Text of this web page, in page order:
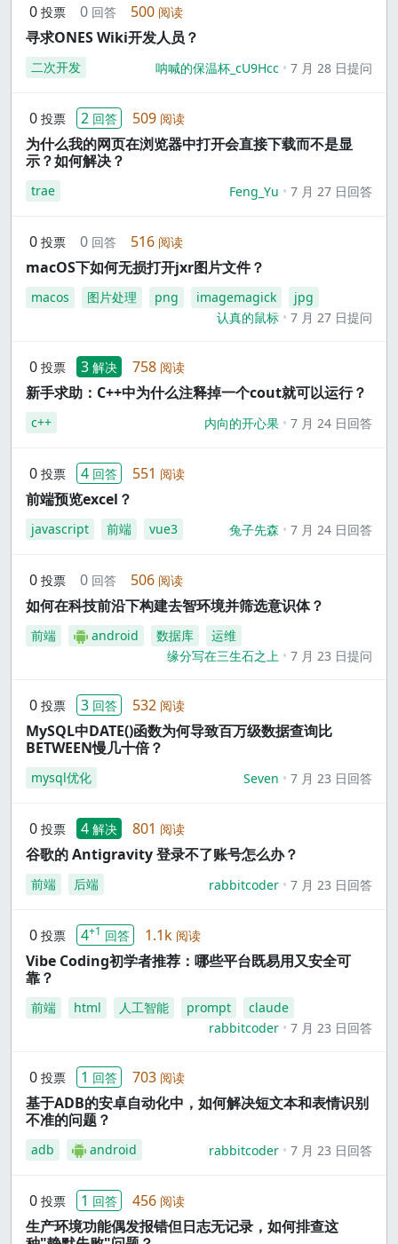
0 投票 0 回答 500 阅读
寻求ONES Wiki开发人员？
二次开发 呐喊的保温杯_cU9Hcc 7 月 28 日提问
0 投票 2 回答 509 阅读
为什么我的网页在浏览器中打开会直接下载而不是显
示？如何解决？
trae Feng_Yu 7 月 27 日回答
0 投票 0 回答 516 阅读
macOS下如何无损打开jxr图片文件？
macos 图片处理 png imagemagick
jpg
认真的鼠标
7 月 27 日提问
0 投票 3 解决 758 阅读
新手求助：C++中为什么注释掉一个cout就可以运行？
c++ 内向的开心果 7 月 24 日回答
0 投票 4 回答 551 阅读
前端预览excel？
javascript 前端 vue3 兔子先森 7 月 24 日回答
0 投票 0 回答 506 阅读
如何在科技前沿下构建去智环境并筛选意识体？
前端 android 数据库
运维
缘分写在三生石之上
7 月 23 日提问
0 投票 3 回答 532 阅读
MySQL中DATE()函数为何导致百万级数据查询比
BETWEEN慢几十倍？
mysql优化 Seven 7 月 23 日回答
0 投票 4 解决 801 阅读
谷歌的 Antigravity 登录不了账号怎么办？
前端 后端 rabbitcoder 7 月 23 日回答
0 投票 4+1 回答 1.1k 阅读
Vibe Coding初学者推荐：哪些平台既易用又安全可
靠？
前端 html 人工智能 prompt
claude
rabbitcoder
7 月 23 日回答
0 投票 1 回答 703 阅读
基于ADB的安卓自动化中，如何解决短文本和表情识别
不准的问题？
adb android rabbitcoder 7 月 23 日回答
0 投票 1 回答 456 阅读
生产环境功能偶发报错但日志无记录，如何排查这